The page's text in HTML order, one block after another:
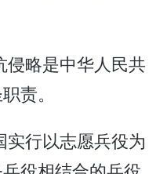
略是中华人民共
责。
行以志愿兵役为